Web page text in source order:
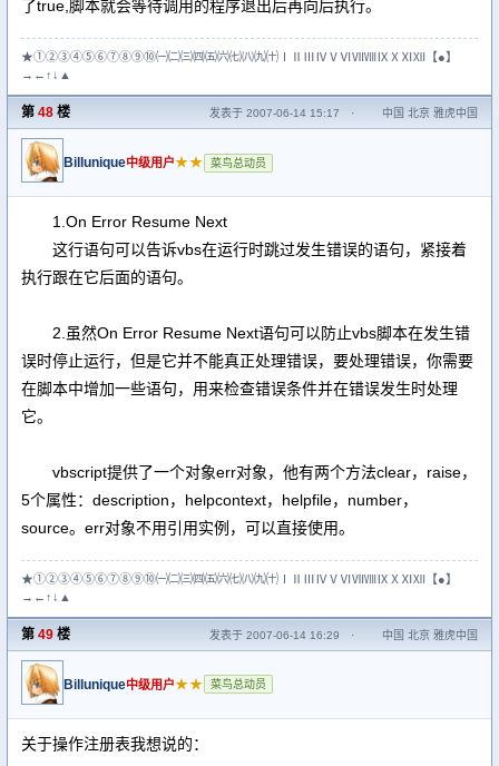
了true,脚本就会等待调用的程序退出后再向后执行。
★①②③④⑤⑥⑦⑧⑨⑩㈠㈡㈢㈣㈤㈥㈦㈧㈨㈩ⅠⅡⅢⅣⅤⅥⅦⅧⅨⅩⅪⅫ【●】
→←↑↓▲
第 48 楼 发表于 2007-06-14 15:17 · 中国 北京 雅虎中国
Billunique中级用户★★ 菜鸟总动员
1.On Error Resume Next
这行语句可以告诉vbs在运行时跳过发生错误的语句，紧接着
执行跟在它后面的语句。
2.虽然On Error Resume Next语句可以防止vbs脚本在发生错
误时停止运行，但是它并不能真正处理错误，要处理错误，你需要
在脚本中增加一些语句，用来检查错误条件并在错误发生时处理
它。
vbscript提供了一个对象err对象，他有两个方法clear，raise，
5个属性：description，helpcontext，helpfile，number，
source。err对象不用引用实例，可以直接使用。
★①②③④⑤⑥⑦⑧⑨⑩㈠㈡㈢㈣㈤㈥㈦㈧㈨㈩ⅠⅡⅢⅣⅤⅥⅦⅧⅨⅩⅪⅫ【●】
→←↑↓▲
第 49 楼 发表于 2007-06-14 16:29 · 中国 北京 雅虎中国
Billunique中级用户★★ 菜鸟总动员
关于操作注册表我想说的：